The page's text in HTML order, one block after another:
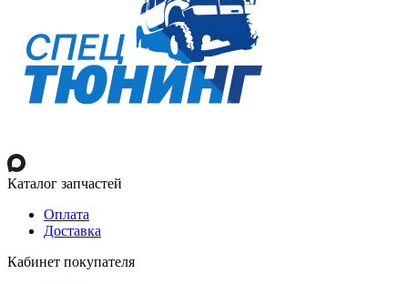
Каталог запчастей
Оплата
Доставка
Кабинет покупателя